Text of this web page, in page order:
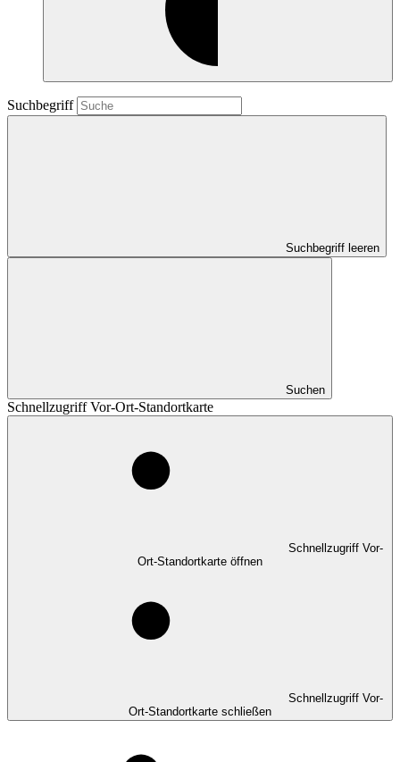
Suchbegriff
Suchbegriff leeren
Suchen
Schnellzugriff Vor-Ort-Standortkarte
Schnellzugriff Vor-
Ort-Standortkarte öffnen
Schnellzugriff Vor-
Ort-Standortkarte schließen